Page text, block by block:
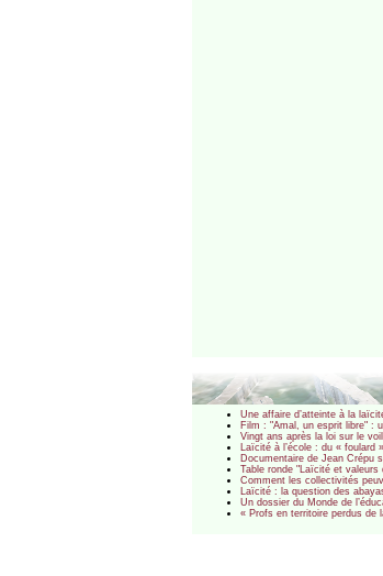
Une affaire d’atteinte à la
Film : "Amal, un esprit libre" :
Vingt ans après la loi sur le
Laïcité à l’école : du « foulard
Documentaire de Jean Crépu
Table ronde "Laïcité et valeurs
Comment les collectivités
Laïcité : la question des
Un dossier du Monde de
« Profs en territoire perdus de